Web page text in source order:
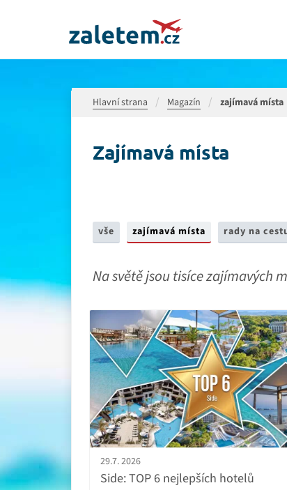
Hlavní strana Magazín zajímavá místa
zajímavá místa
vše zajímavá místa rady na
Na světě jsou tisíce zajímavých
29.7. 2026
Side: TOP 6 nejlepších hotelů